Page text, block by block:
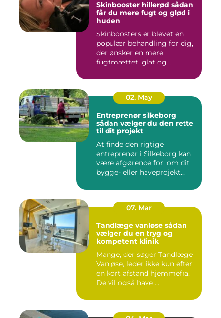
Skinbooster hillerød sådan
får du mere fugt og glød i
huden
Skinboosters er blevet en
populær behandling for dig,
der ønsker en mere
fugtmættet, glat og
02. May
Entreprenør silkeborg
sådan vælger du den rette
til dit projekt
At finde den rigtige
entreprenør i Silkeborg kan
være afgørende for, om dit
bygge- eller haveprojekt...
07. Mar
Tandlæge vanløse sådan
vælger du en tryg og
kompetent klinik
Mange, der søger Tandlæge
Vanløse, leder ikke kun efter
en kort afstand hjemmefra.
De vil også have ...